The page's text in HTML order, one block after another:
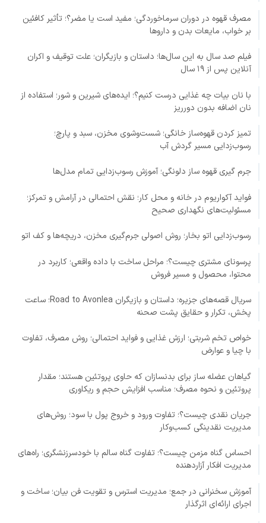
مصرف قهوه در دوران سرماخوردگی؛ مفید است یا مضر؟؛ تأثیر کافئین
بر خواب، مایعات بدن و داروها
فیلم صد سال به این سال‌ها؛ داستان و بازیگران؛ علت توقیف و اکران
آنلاین پس از ۱۹ سال
با نان بیات چه غذایی درست کنیم؟؛ ایده‌های شیرین و شور؛ استفاده از
نان اضافه بدون دورریز
تمیز کردن قهوه‌ساز خانگی؛ شست‌وشوی مخزن، سبد و پارچ؛
رسوب‌زدایی مسیر گردش آب
جرم گیری قهوه ساز دلونگی؛ آموزش رسوب‌زدایی تمام مدل‌ها
فواید آکواریوم در خانه و محل کار؛ نقش احتمالی در آرامش و تمرکز؛
مسئولیت‌های نگهداری صحیح
رسوب‌زدایی اتو بخار؛ روش اصولی جرم‌گیری مخزن، دریچه‌ها و کف اتو
پرسونای مشتری چیست؟؛ مراحل ساخت با داده واقعی؛ کاربرد در
محتوا، محصول و مسیر فروش
سریال قصه‌های جزیره؛ داستان و بازیگران Road to Avonlea؛ ساعت
پخش، تکرار و حقایق پشت صحنه
خواص تخم شربتی؛ ارزش غذایی و فواید احتمالی؛ روش مصرف، تفاوت
با چیا و عوارض
گیاهان عضله ساز برای بدنسازان که حاوی پروتئین هستند؛ مقدار
پروتئین و نحوه مصرف؛ مناسب افزایش حجم و ریکاوری
جریان نقدی چیست؟؛ تفاوت ورود و خروج پول با سود؛ روش‌های
مدیریت نقدینگی کسب‌وکار
احساس گناه مزمن چیست؟؛ تفاوت گناه سالم با خودسرزنشگری؛ راه‌های
مدیریت افکار آزاردهنده
آموزش سخنرانی در جمع؛ مدیریت استرس و تقویت فن بیان؛ ساخت و
اجرای ارائه‌ای اثرگذار